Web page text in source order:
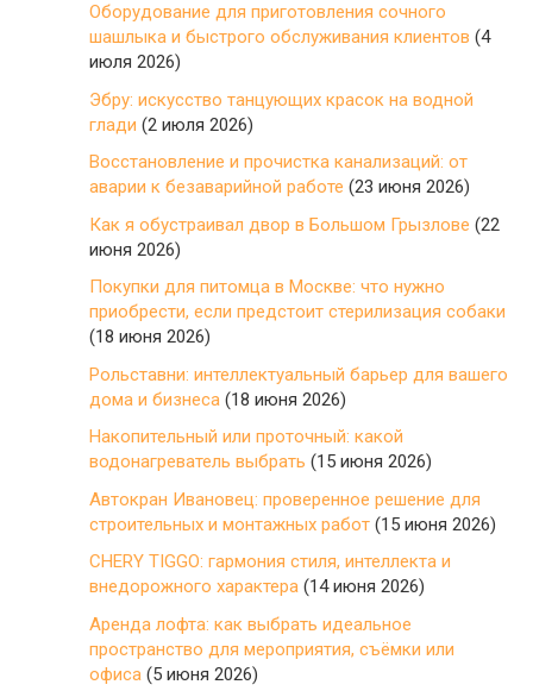
Оборудование для приготовления сочного
шашлыка и быстрого обслуживания клиентов (4
июля 2026)
Эбру: искусство танцующих красок на водной
глади (2 июля 2026)
Восстановление и прочистка канализаций: от
аварии к безаварийной работе (23 июня 2026)
Как я обустраивал двор в Большом Грызлове (22
июня 2026)
Покупки для питомца в Москве: что нужно
приобрести, если предстоит стерилизация собаки
(18 июня 2026)
Рольставни: интеллектуальный барьер для вашего
дома и бизнеса (18 июня 2026)
Накопительный или проточный: какой
водонагреватель выбрать (15 июня 2026)
Автокран Ивановец: проверенное решение для
строительных и монтажных работ (15 июня 2026)
CHERY TIGGO: гармония стиля, интеллекта и
внедорожного характера (14 июня 2026)
Аренда лофта: как выбрать идеальное
пространство для мероприятия, съёмки или
офиса (5 июня 2026)